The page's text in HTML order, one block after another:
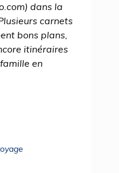
dans la
carnets
bons plans,
itinéraires
en